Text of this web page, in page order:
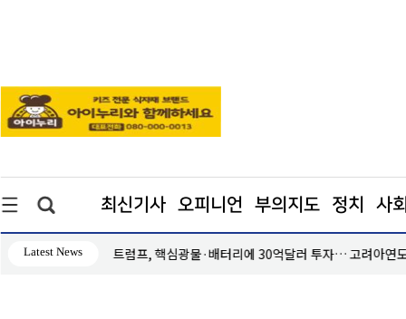
최신기사 오피니언 부의지도 정치 사
Latest News
항고’ 트럼프, 핵심광물·배터리에 30억달러 투자… 고려아연